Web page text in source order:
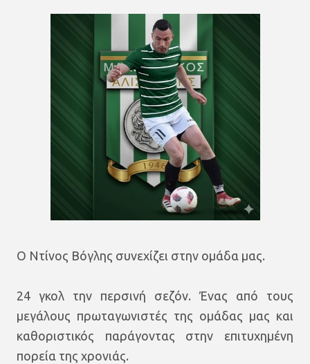
Ο Ντίνος Βόγλης συνεχίζει στην ομάδα μας.
24 γκολ την περσινή σεζόν. Ένας από τους
μεγάλους πρωταγωνιστές της ομάδας μας και
καθοριστικός παράγοντας στην επιτυχημένη
πορεία της χρονιάς.